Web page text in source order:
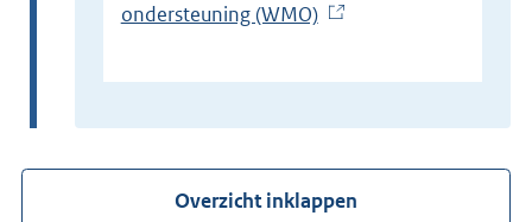
ondersteuning (WMO)(
x
r
n
Overzicht inklappen